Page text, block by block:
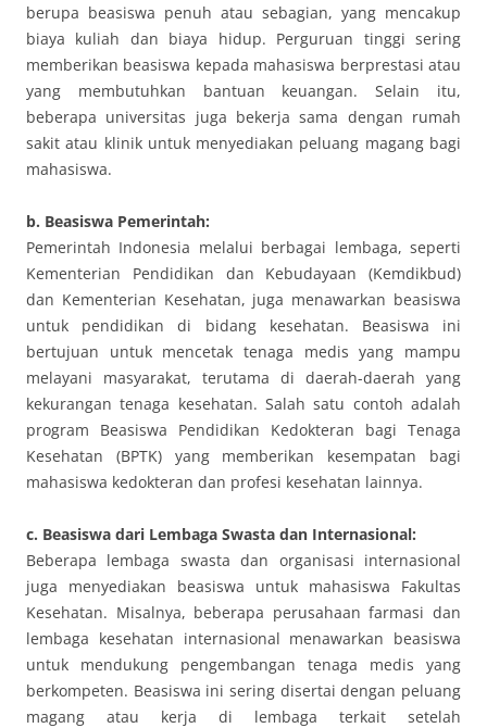
berupa beasiswa penuh atau sebagian, yang mencakup
biaya kuliah dan biaya hidup. Perguruan tinggi sering
memberikan beasiswa kepada mahasiswa berprestasi atau
yang membutuhkan bantuan keuangan. Selain itu,
beberapa universitas juga bekerja sama dengan rumah
sakit atau klinik untuk menyediakan peluang magang bagi
mahasiswa.
b. Beasiswa Pemerintah:
Pemerintah Indonesia melalui berbagai lembaga, seperti
Kementerian Pendidikan dan Kebudayaan (Kemdikbud)
dan Kementerian Kesehatan, juga menawarkan beasiswa
untuk pendidikan di bidang kesehatan. Beasiswa ini
bertujuan untuk mencetak tenaga medis yang mampu
melayani masyarakat, terutama di daerah-daerah yang
kekurangan tenaga kesehatan. Salah satu contoh adalah
program Beasiswa Pendidikan Kedokteran bagi Tenaga
Kesehatan (BPTK) yang memberikan kesempatan bagi
mahasiswa kedokteran dan profesi kesehatan lainnya.
c. Beasiswa dari Lembaga Swasta dan Internasional:
Beberapa lembaga swasta dan organisasi internasional
juga menyediakan beasiswa untuk mahasiswa Fakultas
Kesehatan. Misalnya, beberapa perusahaan farmasi dan
lembaga kesehatan internasional menawarkan beasiswa
untuk mendukung pengembangan tenaga medis yang
berkompeten. Beasiswa ini sering disertai dengan peluang
magang atau kerja di lembaga terkait setelah